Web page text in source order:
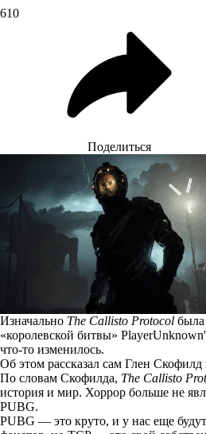
610
Поделиться
Изначально The Callisto Protocol была
«королевской битвы»
что-то изменилось.
Об этом рассказал сам Глен
По словам Скофилда, The Callisto
история и мир. Хоррор больше не
PUBG.
PUBG — это круто, и у нас еще